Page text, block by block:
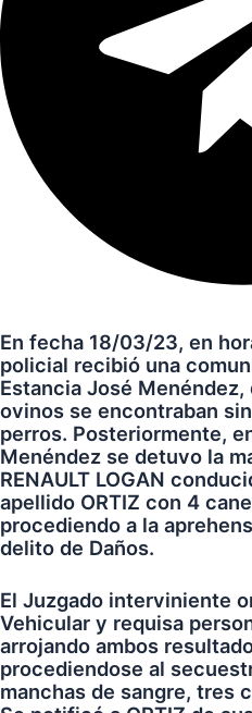
En fecha 18/03/23, en
policial recibió una
Estancia José
ovinos se encontraban
perros. Posteriormente,
Menéndez se detuvo la
RENAULT LOGAN
apellido ORTIZ con 4
procediendo a la
delito de Daños.
El Juzgado interviniente
Vehicular y requisa
arrojando ambos
procediendose al
manchas de sangre, tres